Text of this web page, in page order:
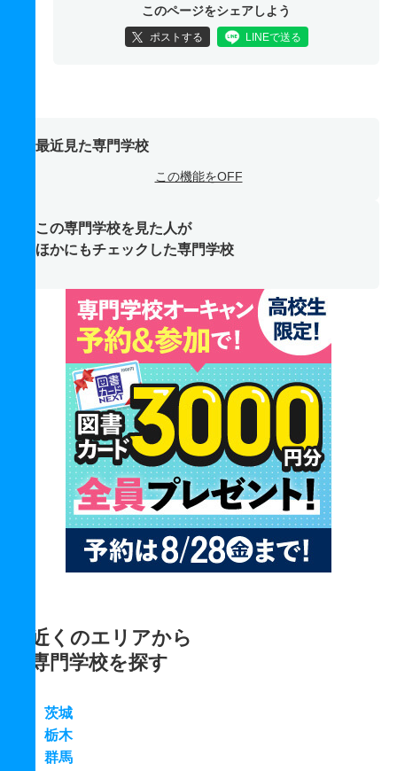
このページをシェアしよう
ポストする LINEで送る
最近見た専門学校
この機能をOFF
この専門学校を見た人が
ほかにもチェックした専門学校
近くのエリアから
専門学校を探す
茨城
栃木
群馬